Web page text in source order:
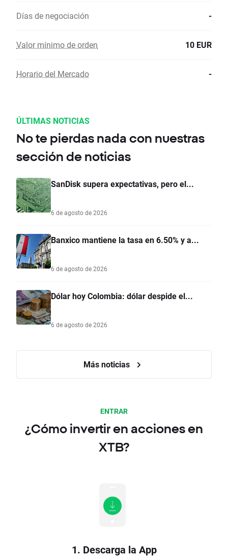
Días de negociación -
Valor mínimo de orden 10 EUR
Horario del Mercado -
ÚLTIMAS NOTICIAS
No te pierdas nada con nuestras
sección de noticias
SanDisk supera expectativas, pero el...
6 de agosto de 2026
Banxico mantiene la tasa en 6.50% y a...
6 de agosto de 2026
Dólar hoy Colombia: dólar despide el...
6 de agosto de 2026
Más noticias
ENTRAR
¿Cómo invertir en acciones en
XTB?
1. Descarga la App